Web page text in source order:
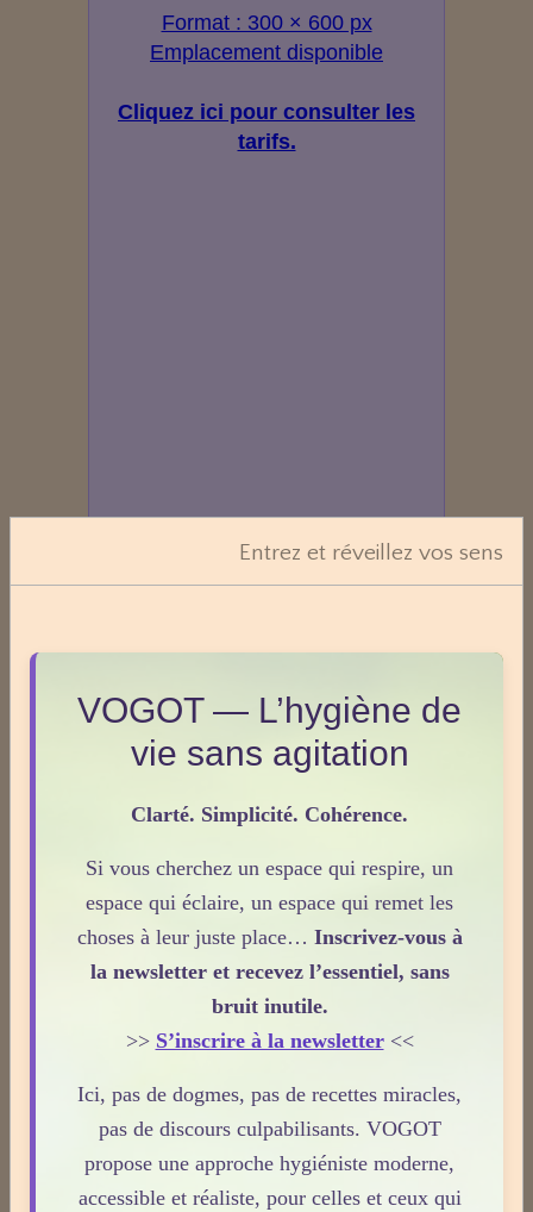
Format : 300 × 600 px
Emplacement disponible
Cliquez ici pour consulter les
tarifs.
Dossiers
Le Sens des Maux
Le monde Merveilleux du Thé
Odeurs corporelles et transpiration.
Médecines Holistiques
Entrez et réveillez vos sens
VOGOT — L’hygiène de
vie sans agitation
Clarté. Simplicité. Cohérence.
Si vous cherchez un espace qui respire, un
espace qui éclaire, un espace qui remet les
choses à leur juste place… Inscrivez-vous à
la newsletter et recevez l’essentiel, sans
bruit inutile.
>> S’inscrire à la newsletter<<
Ici, pas de dogmes, pas de recettes miracles,
pas de discours culpabilisants. VOGOT
propose une approche hygiéniste moderne,
accessible et réaliste, pour celles et ceux qui